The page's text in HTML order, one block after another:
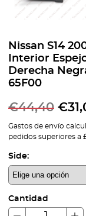
Nissan S14
Interior
Derecha
65F00
€44,40 €
Gastos de envío
pedidos superiores a
Side:
Cantidad